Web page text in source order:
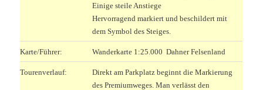
Einige steile Anstiege
Hervorragend markiert und beschildert mit
dem Symbol des Steiges.
Karte/Führer: Wanderkarte 1:25.000 Dahner Felsenland
Tourenverlauf:
Direkt am Parkplatz beginnt die Markierung
des Premiumweges. Man verlässt den